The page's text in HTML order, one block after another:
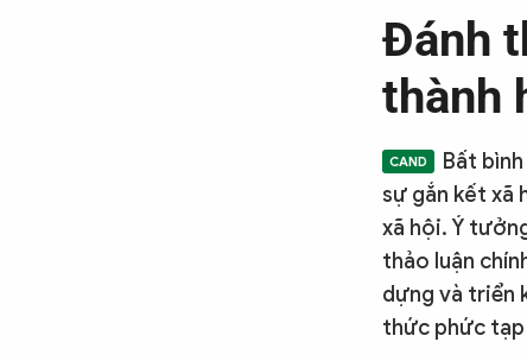
Đánh
thành
Bất
sự gắn kết xã
xã hội. Ý
thảo luận
dựng và triển
thức phức tạp